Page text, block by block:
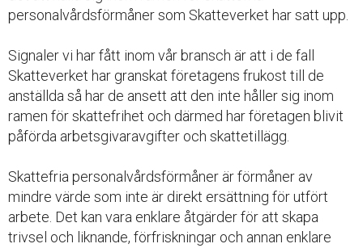
personalvårdsförmåner som Skatteverket har satt upp.
Signaler vi har fått inom vår bransch är att i de fall
Skatteverket har granskat företagens frukost till de
anställda så har de ansett att den inte håller sig inom
ramen för skattefrihet och därmed har företagen blivit
påförda arbetsgivaravgifter och skattetillägg.
Skattefria personalvårdsförmåner är förmåner av
mindre värde som inte är direkt ersättning för utfört
arbete. Det kan vara enklare åtgärder för att skapa
trivsel och liknande, förfriskningar och annan enklare